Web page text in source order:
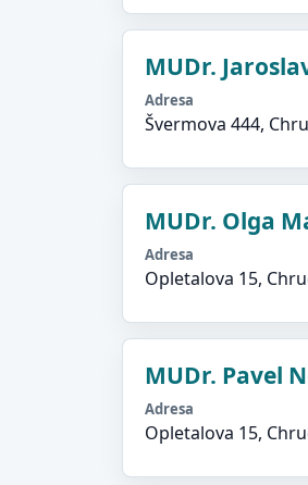
MUDr.
Adresa
Švermova 444,
MUDr. Olga
Adresa
Opletalova 15,
MUDr. Pavel
Adresa
Opletalova 15,